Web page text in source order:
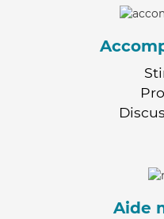
Aide